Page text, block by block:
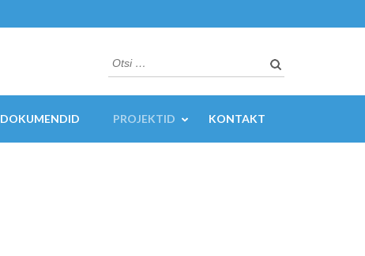
Otsi:
DOKUMENDID PROJEKTID KONTAKT